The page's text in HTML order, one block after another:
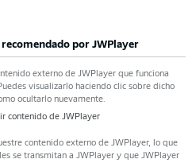
por JWPlayer
externo de JWPlayerque funciona
visualizarlo haciendo clic sobre dicho
ocultarlo nuevamente.
contenido de JWPlayer
contenido externo de JWPlayer, lo que
se transmitan a JWPlayery que JWPlayer